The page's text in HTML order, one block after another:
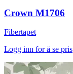
Crown M1706
Fibertapet
Logg inn for å se pris